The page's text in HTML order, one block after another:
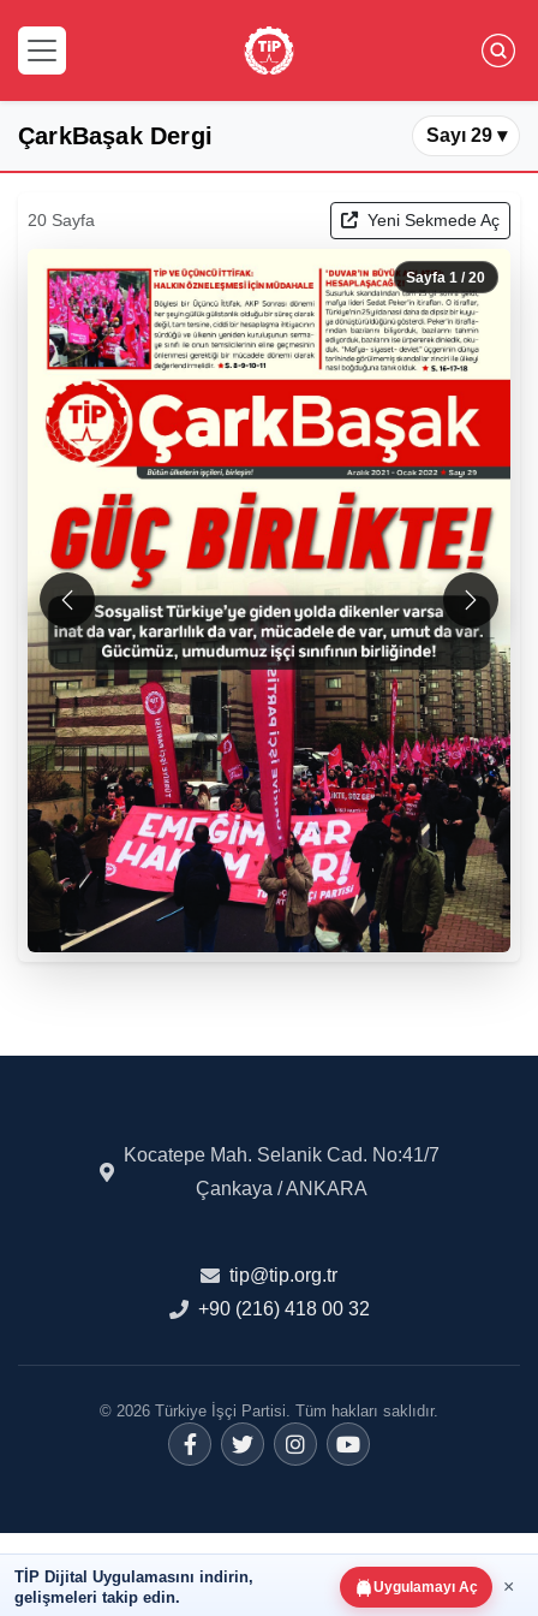
TİP Dijital Uygulamasını indirin,
gelişmeleri takip edin.
Uygulamayı Aç ×
ÇarkBaşak Dergi Sayı 29 ▾
20 Sayfa Yeni Sekmede Aç
Sayfa1 / 20
Önceki Sonraki
Kocatepe Mah. Selanik Cad. No:41/7
Çankaya / ANKARA
tip@tip.org.tr
+90 (216) 418 00 32
© 2026 Türkiye İşçi Partisi. Tüm hakları saklıdır.